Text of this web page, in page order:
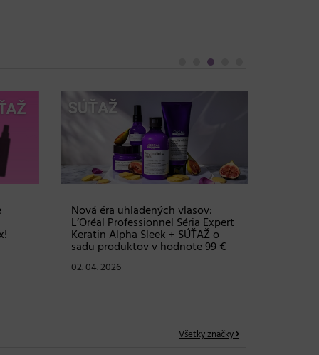
Nová éra uhladených vlasov:
L’Oréal Professionnel Séria Expert
Keratin Alpha Sleek + SÚŤAŽ o
sadu produktov v hodnote 99 €
02. 04. 2026
Všetky značky